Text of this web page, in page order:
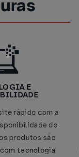
E
rápido com a
do
produtos são
tecnologia